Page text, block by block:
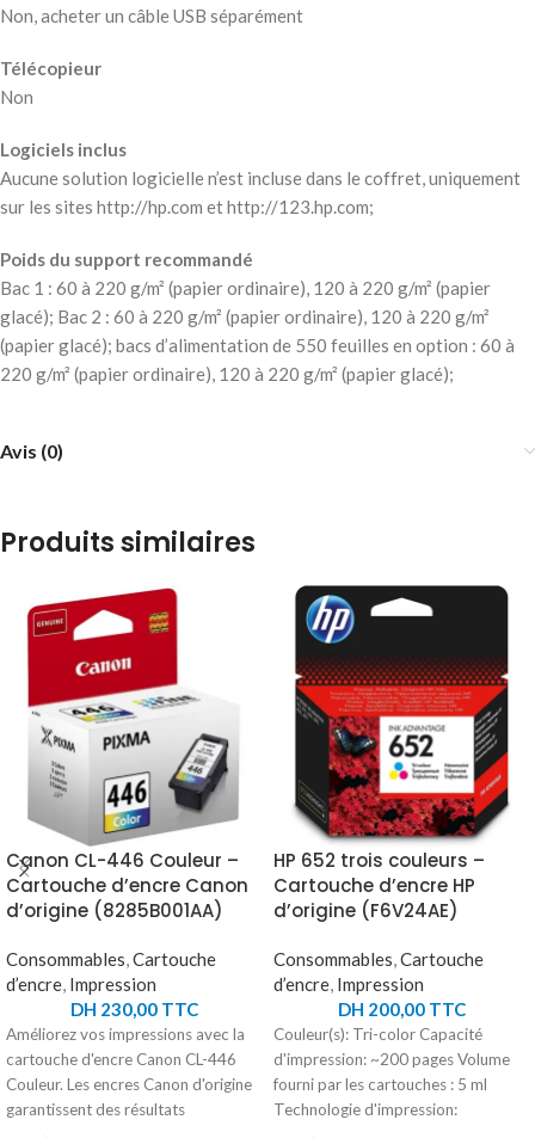
Non, acheter un câble USB séparément
Télécopieur
Non
Logiciels inclus
Aucune solution logicielle n’est incluse dans le coffret, uniquement
sur les sites http://hp.com et http://123.hp.com;
Poids du support recommandé
Bac 1 : 60 à 220 g/m² (papier ordinaire), 120 à 220 g/m² (papier
glacé); Bac 2 : 60 à 220 g/m² (papier ordinaire), 120 à 220 g/m²
(papier glacé); bacs d’alimentation de 550 feuilles en option : 60 à
220 g/m² (papier ordinaire), 120 à 220 g/m² (papier glacé);
Avis (0)
Produits similaires
Canon CL-446 Couleur –
Cartouche d’encre Canon
d’origine (8285B001AA)
Consommables,Cartouche
d’encre, Impression
DH 230,00TTC
Améliorez vos impressions avec la
cartouche d'encre Canon CL-446
Couleur. Les encres Canon d'origine
garantissent des résultats
HP 652 trois couleurs –
Cartouche d’encre HP
d’origine (F6V24AE)
Consommables,Cartouche
d’encre, Impression
DH 200,00TTC
Couleur(s): Tri-color Capacité
d'impression: ~200 pages Volume
fourni par les cartouches : 5 ml
Technologie d'impression: